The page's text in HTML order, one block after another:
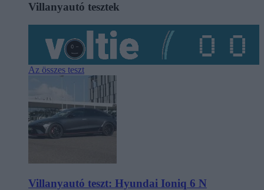
Villanyautó tesztek
Az összes teszt
Villanyautó teszt: Hyundai Ioniq 6 N